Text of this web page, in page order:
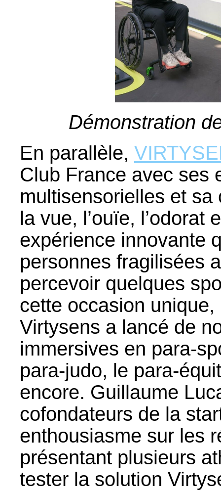
Démonstration
En parallèle,
Club France avec ses
multisensorielles et
la vue, l’ouïe, l’odorat
expérience innovante
personnes fragilisées
percevoir quelques
cette occasion unique,
Virtysens a lancé de
immersives en para-
para-judo, le para-
encore. Guillaume
cofondateurs de la
enthousiasme sur les
présentant plusieurs
tester la solution